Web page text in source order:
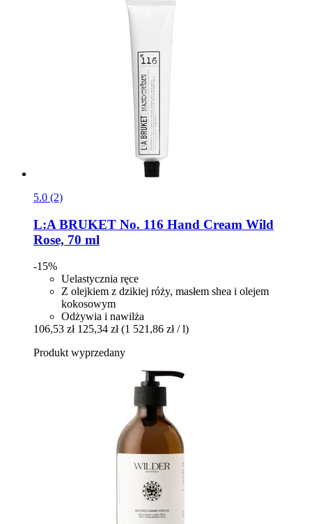
5.0 (2)
L:A BRUKET No. 116 Hand Cream Wild
Rose, 70 ml
-15%
Uelastycznia ręce
Z olejkiem z dzikiej róży, masłem shea i olejem
kokosowym
Odżywia i nawilża
106,53 zł 125,34 zł (1 521,86 zł / l)
Produkt wyprzedany